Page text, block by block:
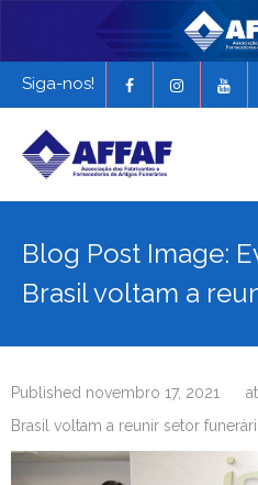
Siga-nos!
História da AFFAF
EXPONAF 2027
Blog Post Image:
Brasil voltam a
Published novembro 17, 2021 at
Brasil voltam a reunir setor